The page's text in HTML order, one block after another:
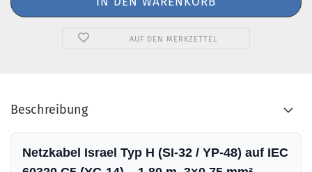
AUF DEN MERKZETTEL
Beschreibung
Netzkabel Israel Typ H (SI-32 / YP-48) auf IEC